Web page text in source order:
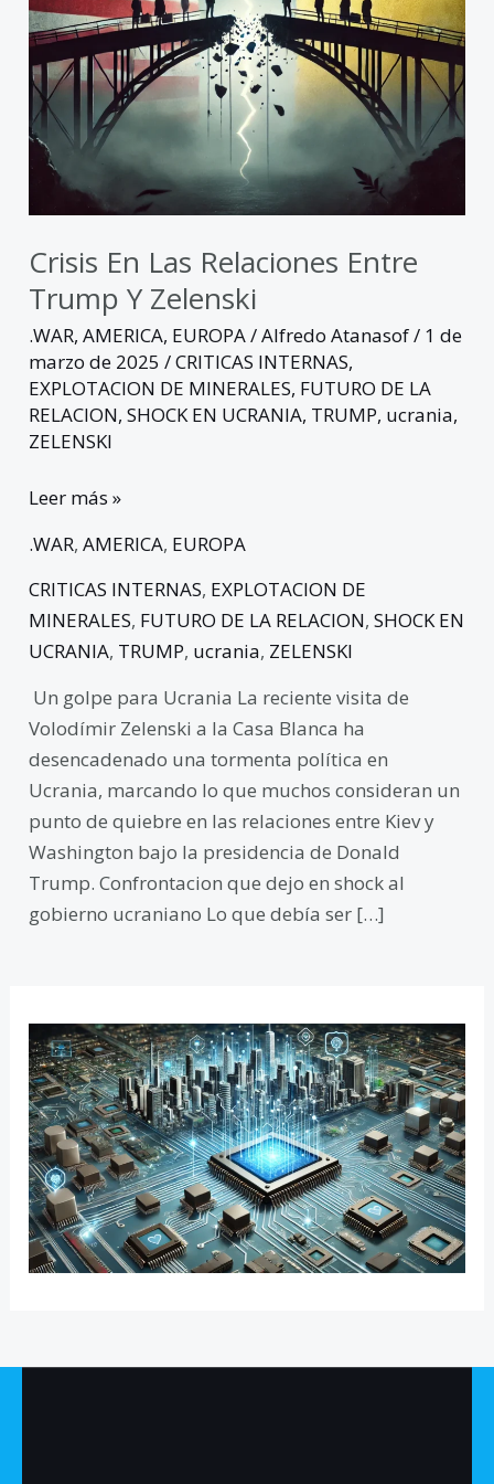
Crisis En Las Relaciones Entre
Trump Y Zelenski
.WAR,AMERICA, EUROPA/Alfredo Atanasof/ 1 de
marzo de 2025/CRITICAS INTERNAS,
EXPLOTACION DE MINERALES, FUTURO DE LA
RELACION,SHOCK EN UCRANIA, TRUMP, ucrania,
ZELENSKI
Zelenski
Leer más »
.WAR,AMERICA, EUROPA
CRITICAS INTERNAS, EXPLOTACION DE
MINERALES, FUTURO DE LA RELACION,SHOCK EN
UCRANIA, TRUMP, ucrania, ZELENSKI
Un golpe para Ucrania La reciente visita de
Volodímir Zelenski a la Casa Blanca ha
desencadenado una tormenta política en
Ucrania, marcando lo que muchos consideran un
punto de quiebre en las relaciones entre Kiev y
Washington bajo la presidencia de Donald
Trump. Confrontacion que dejo en shock al
gobierno ucraniano Lo que debía ser […]